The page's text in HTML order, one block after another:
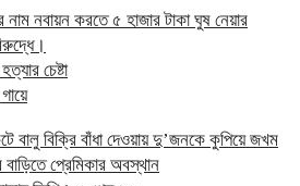
নবায়ন করতে ৫ হাজার টাকা ঘুষ নেয়ার
চেষ্টা
বালু বিক্রি বাঁধা দেওয়ায় দু’জনকে কুপিয়ে জখম
বাড়িতে প্রেমিকার অবস্থান